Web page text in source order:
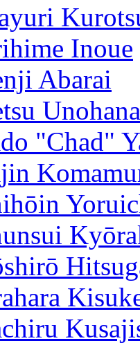
Inoue
Abarai
Unohana
"Chad"